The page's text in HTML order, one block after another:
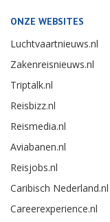
ONZE WEBSITES
Luchtvaartnieuws.nl
Zakenreisnieuws.nl
Triptalk.nl
Reisbizz.nl
Reismedia.nl
Aviabanen.nl
Reisjobs.nl
Caribisch Nederland.nl
Careerexperience.nl